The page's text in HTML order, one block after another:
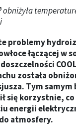
obniżyła
problemy
łączącej w
została
Tym
się korzystnie, co
energii
atmosfery.